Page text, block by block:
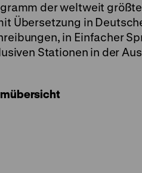
der weltweit
Übersetzung in
in Einfacher
Stationen in der